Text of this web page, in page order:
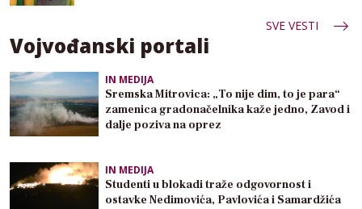
SVE VESTI
Vojvođanski portali
IN MEDIJA
Sremska Mitrovica: „To nije dim, to je para“
zamenica gradonačelnika kaže jedno, Zavod i
dalje poziva na oprez
IN MEDIJA
Studenti u blokadi traže odgovornost i
ostavke Nedimovića, Pavlovića i Samardžića